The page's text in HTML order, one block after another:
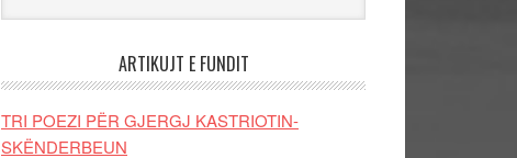
ARTIKUJT E FUNDIT
TRI POEZI PËR GJERGJ KASTRIOTIN-
SKËNDERBEUN